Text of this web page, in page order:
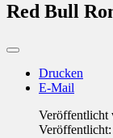
Red Bull
Drucken
E-Mail
Veröffentlicht